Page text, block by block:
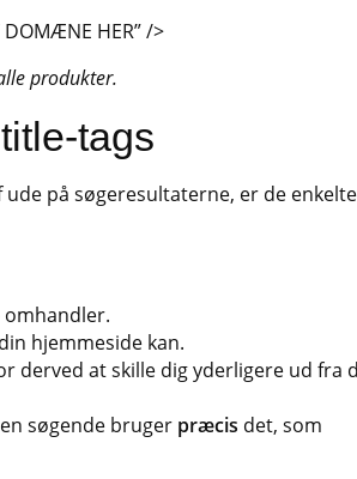
HER” />
produkter.
tags
på søgeresultaterne, er de enkelte
omhandler.
hjemmeside kan.
derved at skille dig yderligere ud fra
søgende bruger præcis det, som